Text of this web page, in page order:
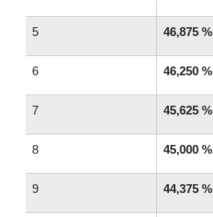
5 46,875 %
6 46,250 %
7 45,625 %
8 45,000 %
9 44,375 %